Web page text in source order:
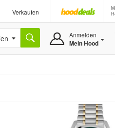
Verkaufen
Anmelden
Mein Hood